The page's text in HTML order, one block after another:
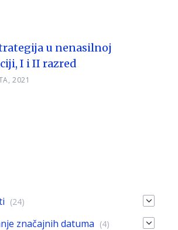
u nenasilnoj
I i II razred
2021
(24)
značajnih datuma (4)